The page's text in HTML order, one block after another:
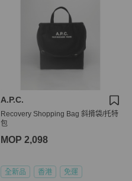
A.P.C.
Recovery Shopping Bag 斜揹袋/托特
包
MOP 2,098
全新品 香港 免運